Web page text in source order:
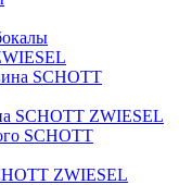
SCHOTT
SCHOTT ZWIESEL
SCHOTT
ZWIESEL